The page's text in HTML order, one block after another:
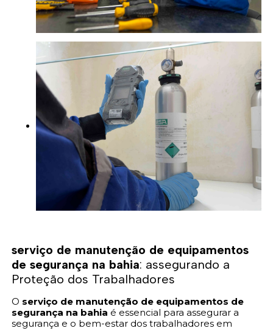
serviço de manutenção de equipamentos
de segurança na bahia: assegurando a
Proteção dos Trabalhadores
O serviço de manutenção de equipamentos de
segurança na bahia é essencial para assegurar a
segurança e o bem-estar dos trabalhadores em